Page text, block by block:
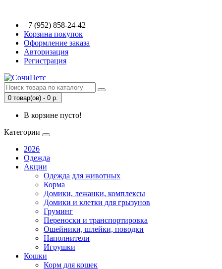
+7 (952) 858-24-42
Корзина покупок
Оформление заказа
Авторизация
Регистрация
0 товар(ов) - 0 р.
В корзине пусто!
Категории
2026
Одежда
Акции
Одежда для животных
Корма
Домики, лежанки, комплексы
Домики и клетки для грызунов
Груминг
Переноски и транспортировка
Ошейники, шлейки, поводки
Наполнители
Игрушки
Кошки
Корм для кошек